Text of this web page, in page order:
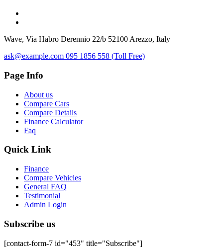
Wave, Via Habro Derennio 22/b 52100 Arezzo, Italy
ask@example.com 095 1856 558 (Toll Free)
Page Info
About us
Compare Cars
Compare Details
Finance Calculator
Faq
Quick Link
Finance
Compare Vehicles
General FAQ
Testimonial
Admin Login
Subscribe us
[contact-form-7 id="453" title="Subscribe"]